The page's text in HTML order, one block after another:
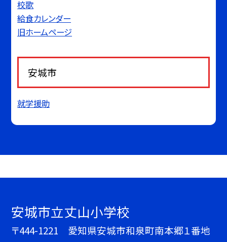
校歌
給食カレンダー
旧ホームページ
安城市
就学援助
安城市立丈山小学校
〒444-1221 愛知県安城市和泉町南本郷１番地